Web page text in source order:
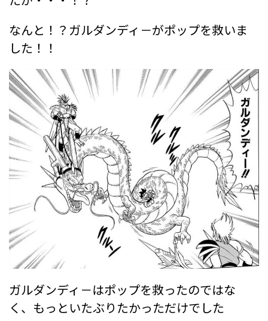
なんと！？ガルダンディ－がポップを救いま
した！！
ガルダンディ－はポップを救ったのではな
く、もっといたぶりたかっただけでした